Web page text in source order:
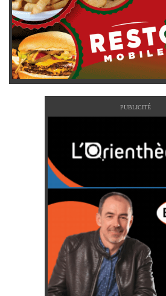
PUBLICITÉ